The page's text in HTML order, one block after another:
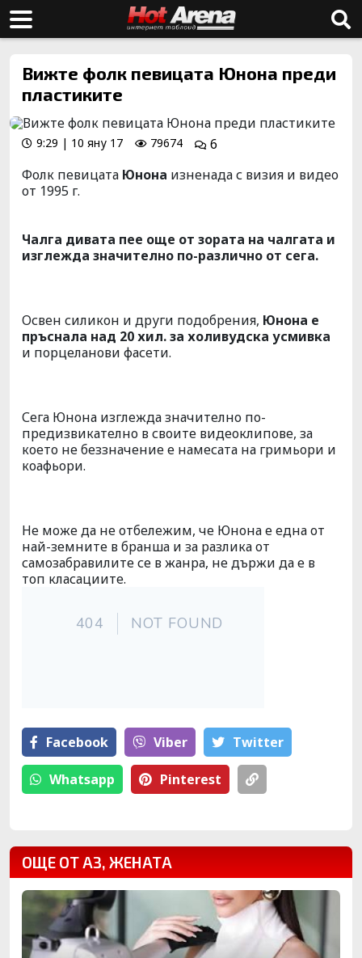
Вижте фолк певицата Юнона преди
пластиките
9:29 | 10 яну 17 79674
6
Фолк певицата Юнона изненада с визия и видео
от 1995 г.
Чалга дивата пее още от зората на чалгата и
изглежда значително по-различно от сега.
Освен силикон и други подобрения, Юнона е
пръснала над 20 хил. за холивудска усмивка
и порцеланови фасети.
Сега Юнона изглежда значително по-
предизвикателно в своите видеоклипове, за
което не беззначение е намесата на гримьори и
коафьори.
Не може да не отбележим, че Юнона е една от
най-земните в бранша и за разлика от
самозабравилите се в жанра, не държи да е в
топ класациите.
Facebook Viber Тwitter
Whatsapp Pinterest
ОЩЕ ОТ АЗ, ЖЕНАТА